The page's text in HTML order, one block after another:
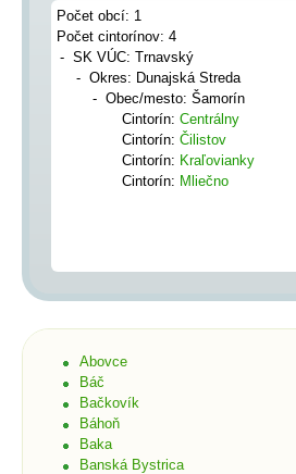
Počet obcí: 1
Počet cintorínov: 4
SK VÚC: Trnavský
Okres: Dunajská Streda
Obec/mesto: Šamorín
Cintorín: Centrálny
Cintorín: Čilistov
Cintorín: Kraľovianky
Cintorín: Mliečno
Abovce
Báč
Bačkovík
Báhoň
Baka
Banská Bystrica